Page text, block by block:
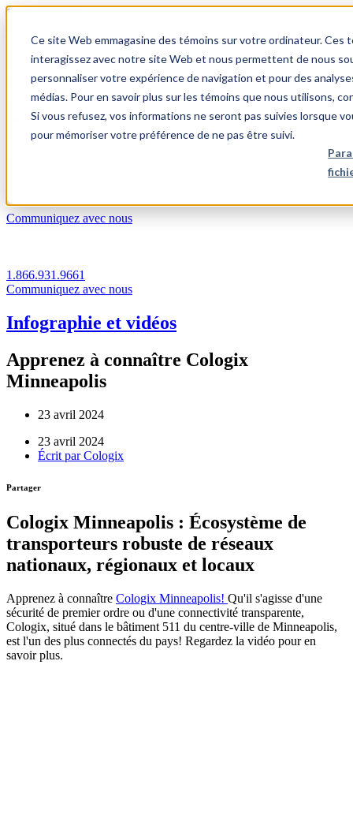
Ce site Web emmagasine des témoins sur votre ordinateur.
interagissez avec notre site Web et nous permettent de nous
personnaliser votre expérience de navigation et pour des
médias. Pour en savoir plus sur les témoins que nous utilisons,
Si vous refusez, vos informations ne seront pas suivies lorsque
pour mémoriser votre préférence de ne pas être suivi.
1.866.931.9661
Login
FR
Communiquez avec nous
1.866.931.9661
Communiquez avec nous
Infographie et vidéos
Apprenez à connaître Cologix
Minneapolis
23 avril 2024
23 avril 2024
Écrit parCologix
Partager
Cologix Minneapolis : Écosystème de
transporteurs robuste de réseaux
nationaux, régionaux et locaux
Apprenez à connaître Cologix Minneapolis! Qu'il s'agisse d'une
sécurité de premier ordre ou d'une connectivité transparente,
Cologix, situé dans le bâtiment 511 du centre-ville de Minneapolis,
est l'un des plus connectés du pays! Regardez la vidéo pour en
savoir plus.